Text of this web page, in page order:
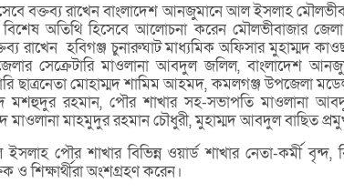
বক্তব্য রাখেন বাংলাদেশ আনজুমানে আল ইসলাহ
বিশেষ অতিথি হিসেবে আলোচনা করেন মৌলভীবাজার
রাখেন হবিগঞ্জ চুনারুঘাট মাধ্যমিক অফিসার মুহাম্মদ
সেক্রেটারি মাওলানা আবদুল জলিল, বাংলাদেশ
ছাত্রনেতা মোহাম্মদ শামিম আহমদ, কমলগঞ্জ উপজেলা
মশহুদুর রহমান, পৌর শাখার সহ-সভাপতি মাওলানা
মাওলানা মাহমুদুর রহমান চৌধুরী, মুহাম্মদ আবদুল বাছিত
পৌর শাখার বিভিন্ন ওয়ার্ড শাখার নেতা-কর্মী বৃন্দ,
ও শিক্ষার্থীরা অংশগ্রহণ করেন।